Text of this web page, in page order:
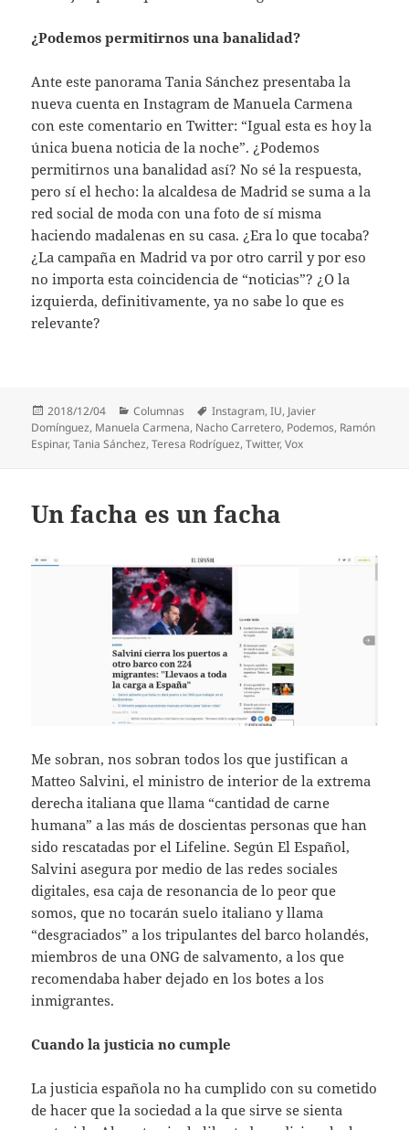
¿Podemos permitirnos una banalidad?
Ante este panorama Tania Sánchez presentaba la
nueva cuenta en Instagram de Manuela Carmena
con este comentario en Twitter: “Igual esta es hoy la
única buena noticia de la noche”. ¿Podemos
permitirnos una banalidad así? No sé la respuesta,
pero sí el hecho: la alcaldesa de Madrid se suma a la
red social de moda con una foto de sí misma
haciendo madalenas en su casa. ¿Era lo que tocaba?
¿La campaña en Madrid va por otro carril y por eso
no importa esta coincidencia de “noticias”? ¿O la
izquierda, definitivamente, ya no sabe lo que es
relevante?
Publicado
el
2018/12/04 Categorías
Columnas Etiquetas
Instagram,IU, Javier
Domínguez, Manuela Carmena, Nacho Carretero, Podemos, Ramón
Espinar,Tania Sánchez,Teresa Rodríguez,Twitter,Vox
Un facha es un facha
Me sobran, nos sobran todos los que justifican a
Matteo Salvini, el ministro de interior de la extrema
derecha italiana que llama “cantidad de carne
humana” a las más de doscientas personas que han
sido rescatadas por el Lifeline. Según El Español,
Salvini asegura por medio de las redes sociales
digitales, esa caja de resonancia de lo peor que
somos, que no tocarán suelo italiano y llama
“desgraciados” a los tripulantes del barco holandés,
miembros de una ONG de salvamento, a los que
recomendaba haber dejado en los botes a los
inmigrantes.
Cuando la justicia no cumple
La justicia española no ha cumplido con su cometido
de hacer que la sociedad a la que sirve se sienta